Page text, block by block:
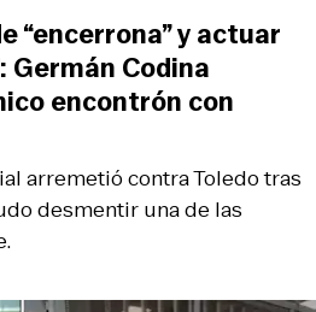
arremetió contra Toledo tras
desmentir una de las
“encerrona” y actuar
Germán Codina
encontrón con